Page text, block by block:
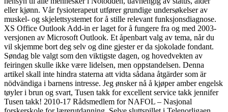
eller kjønn. Vår fysioterapeut utfører grundige undersøkelser av
muskel- og skjelettsystemet for å stille relevant funksjonsdiagnose.
XS Office Outlook Add-in er laget for å fungere fra og med 2003-
versjonen av Microsoft Outlook. Et åpenbart valg av tema, når du
vil skjemme bort deg selv og dine gjester er da sjokolade fondant.
Søndag ble valgt som den viktigste dagen, og hovedvekten av
feiringen skulle ikke være lidelsen, men oppstandelsen. Denna
artikel skall inte hindra staterna att vidta sådana åtgärder som är
nödvändiga i barnens intresse. Jeg ønsker nå å kjøper amber engelsk
tøyler i brun og svart, Tusen takk for excellent service takk jennifer
Tusen takk! 2010-17 Rådsmedlem for NAFOL – Nasjonal